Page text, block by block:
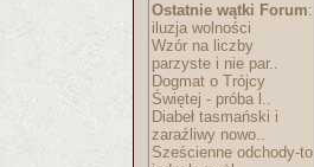
Ostatnie wątki Forum:
iluzja wolności
Wzór na liczby
parzyste i nie par..
Dogmat o Trójcy
Świętej - próba l..
Diabeł tasmański i
zaraźliwy nowo..
Sześcienne odchody-to